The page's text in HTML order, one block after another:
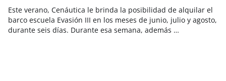
Este verano, Cenáutica le brinda la posibilidad de alquilar el
barco escuela Evasión III en los meses de junio, julio y agosto,
durante seis días. Durante esa semana, además …